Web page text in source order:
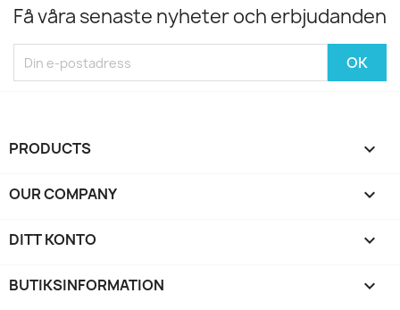
Få våra senaste nyheter och erbjudanden
PRODUCTS 
OUR COMPANY 
DITT KONTO 
BUTIKSINFORMATION keyboard_arrow_down